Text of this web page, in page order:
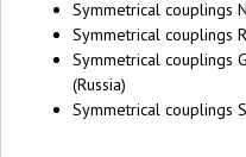
Symmetrical couplings
Symmetrical couplings
Symmetrical couplings
(Russia)
Symmetrical couplings